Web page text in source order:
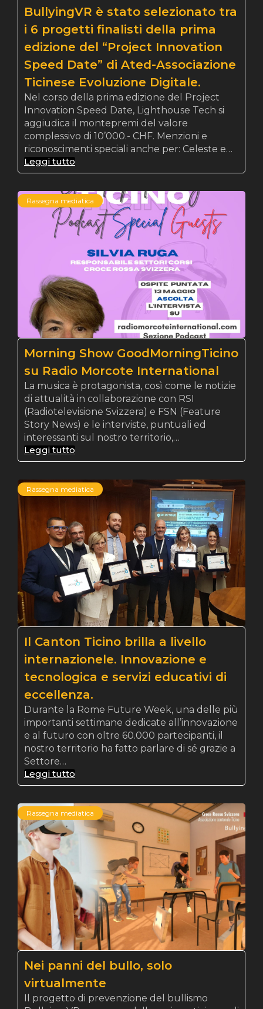
BullyingVR è stato selezionato tra
i 6 progetti finalisti della prima
edizione del “Project Innovation
Speed Date” di Ated-Associazione
Ticinese Evoluzione Digitale.
Nel corso della prima edizione del Project
Innovation Speed Date, Lighthouse Tech si
aggiudica il montepremi del valore
complessivo di 10’000.- CHF. Menzioni e
riconoscimenti speciali anche per: Celeste e…
Leggi tutto
Rassegna mediatica
Morning Show GoodMorningTicino
su Radio Morcote International
La musica è protagonista, così come le notizie
di attualità in collaborazione con RSI
(Radiotelevisione Svizzera) e FSN (Feature
Story News) e le interviste, puntuali ed
interessanti sul nostro territorio,…
Leggi tutto
Rassegna mediatica
Il Canton Ticino brilla a livello
internazionele. Innovazione e
tecnologica e servizi educativi di
eccellenza.
Durante la Rome Future Week, una delle più
importanti settimane dedicate all’innovazione
e al futuro con oltre 60.000 partecipanti, il
nostro territorio ha fatto parlare di sé grazie a
Settore…
Leggi tutto
Rassegna mediatica
Nei panni del bullo, solo
virtualmente
Il progetto di prevenzione del bullismo